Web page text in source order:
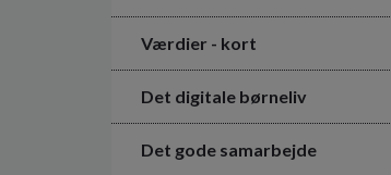
Værdier - kort
Det digitale børneliv
Det gode samarbejde